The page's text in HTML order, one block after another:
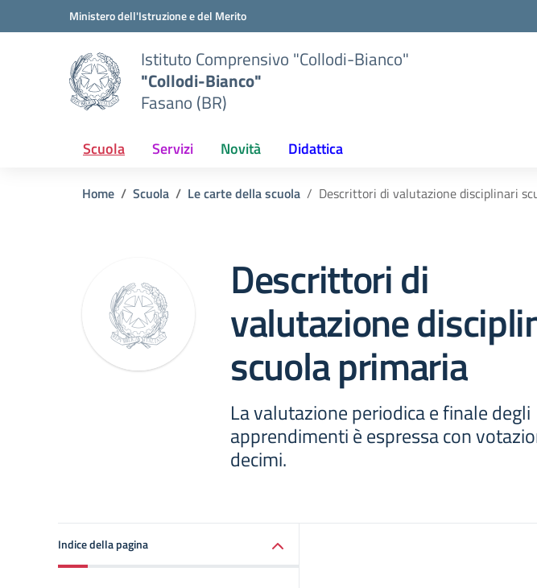
Vai ai contenuti
Vai al menu di navigazioneMinistero dell'Istruzione e del Merito
Istituto Comprensivo "Collodi-Bianco"
"Collodi-Bianco"
Fasano (BR)
Scuola Servizi Novità Didattica
Home Scuola Le carte della scuola Descrittori di valutazione disciplinari
Descrittori di
valutazione
scuola primaria
La valutazione periodica e finale degli
apprendimenti è espressa con
decimi.
Indice della pagina